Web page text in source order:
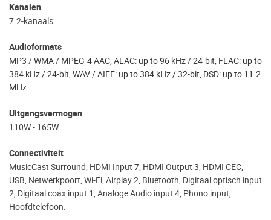
Kanalen
7.2-kanaals
Audioformats
MP3 / WMA / MPEG-4 AAC, ALAC: up to 96 kHz / 24-bit, FLAC: up to
384 kHz / 24-bit, WAV / AIFF: up to 384 kHz / 32-bit, DSD: up to 11.2
MHz
Uitgangsvermogen
110W - 165W
Connectiviteit
MusicCast Surround, HDMI Input 7, HDMI Output 3, HDMI CEC,
USB, Netwerkpoort, Wi-Fi, Airplay 2, Bluetooth, Digitaal optisch input
2, Digitaal coax input 1, Analoge Audio input 4, Phono input,
Hoofdtelefoon.